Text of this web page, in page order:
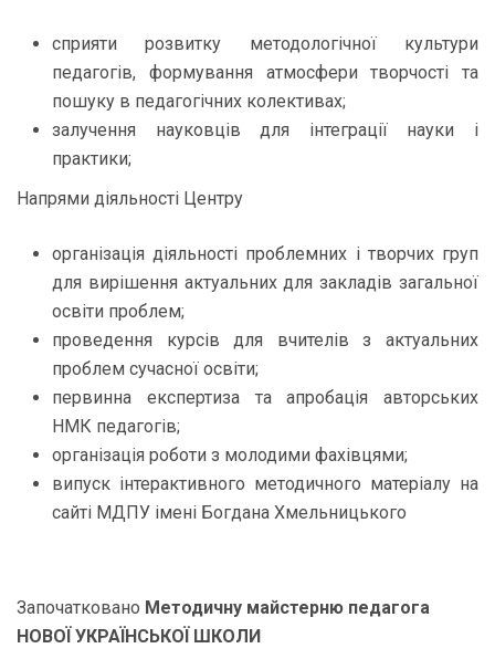
сприяти розвитку методологічної культури
педагогів, формування атмосфери творчості та
пошуку в педагогічних колективах;
залучення науковців для інтеграції науки і
практики;
Напрями діяльності Центру
організація діяльності проблемних і творчих груп
для вирішення актуальних для закладів загальної
освіти проблем;
проведення курсів для вчителів з актуальних
проблем сучасної освіти;
первинна експертиза та апробація авторських
НМК педагогів;
організація роботи з молодими фахівцями;
випуск інтерактивного методичного матеріалу на
сайті МДПУ імені Богдана Хмельницького
Започатковано Методичну майстерню педагога
НОВОЇ УКРАЇНСЬКОЇ ШКОЛИ